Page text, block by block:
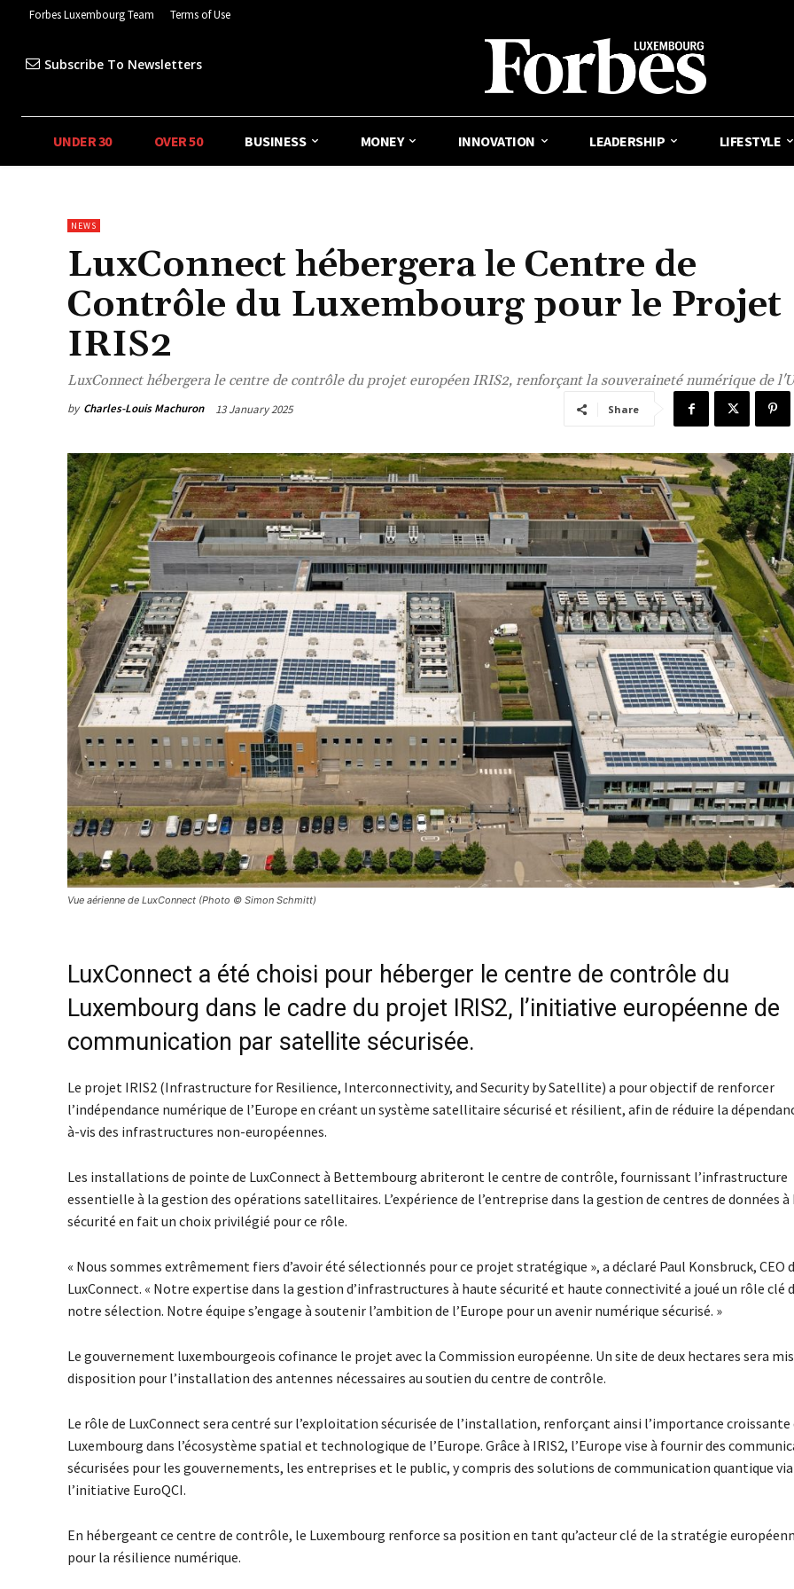
Forbes Luxembourg Team Terms of Use
Subscribe To Newsletters
UNDER 30 OVER 50 BUSINESS MONEY INNOVATION LEADERSHIP LIFESTYLE
NEWS
LuxConnect hébergera le Centre de
Contrôle du Luxembourg pour le Projet
IRIS2
LuxConnect hébergera le centre de contrôle du projet européen IRIS2, renforçant la souveraineté numérique de
by Charles-Louis Machuron 13 January 2025 Share
Vue aérienne de LuxConnect (Photo © Simon Schmitt)
LuxConnect a été choisi pour héberger le centre de contrôle du
Luxembourg dans le cadre du projet IRIS2, l’initiative européenne de
communication par satellite sécurisée.
Le projet IRIS2 (Infrastructure for Resilience, Interconnectivity, and Security by Satellite) a pour objectif de renforcer
l’indépendance numérique de l’Europe en créant un système satellitaire sécurisé et résilient, afin de réduire la
à-vis des infrastructures non-européennes.
Les installations de pointe de LuxConnect à Bettembourg abriteront le centre de contrôle, fournissant l’infrastructure
essentielle à la gestion des opérations satellitaires. L’expérience de l’entreprise dans la gestion de centres de données
sécurité en fait un choix privilégié pour ce rôle.
« Nous sommes extrêmement fiers d’avoir été sélectionnés pour ce projet stratégique », a déclaré Paul Konsbruck, CEO
LuxConnect. « Notre expertise dans la gestion d’infrastructures à haute sécurité et haute connectivité a joué un rôle clé
notre sélection. Notre équipe s’engage à soutenir l’ambition de l’Europe pour un avenir numérique sécurisé. »
Le gouvernement luxembourgeois cofinance le projet avec la Commission européenne. Un site de deux hectares sera
disposition pour l’installation des antennes nécessaires au soutien du centre de contrôle.
Le rôle de LuxConnect sera centré sur l’exploitation sécurisée de l’installation, renforçant ainsi l’importance croissante
Luxembourg dans l’écosystème spatial et technologique de l’Europe. Grâce à IRIS2, l’Europe vise à fournir des
sécurisées pour les gouvernements, les entreprises et le public, y compris des solutions de communication quantique via
l’initiative EuroQCI.
En hébergeant ce centre de contrôle, le Luxembourg renforce sa position en tant qu’acteur clé de la stratégie
pour la résilience numérique.